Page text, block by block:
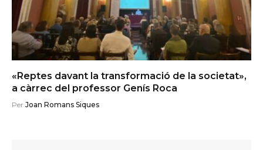
«Reptes davant la transformació de la societat»,
a càrrec del professor Genís Roca
Per Joan Romans Siques